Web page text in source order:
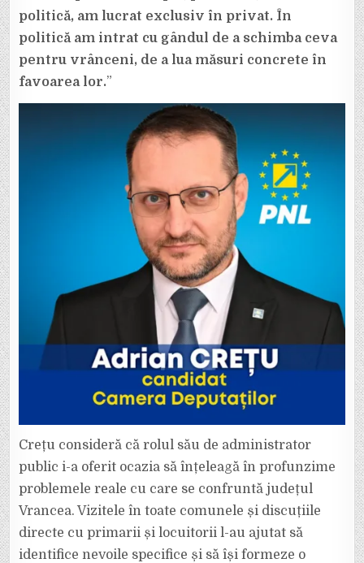
politică, am lucrat exclusiv în privat. În
politică am intrat cu gândul de a schimba ceva
pentru vrânceni, de a lua măsuri concrete în
favoarea lor.”
Crețu consideră că rolul său de administrator
public i-a oferit ocazia să înțeleagă în profunzime
problemele reale cu care se confruntă județul
Vrancea. Vizitele în toate comunele și discuțiile
directe cu primarii și locuitorii l-au ajutat să
identifice nevoile specifice și să își formeze o